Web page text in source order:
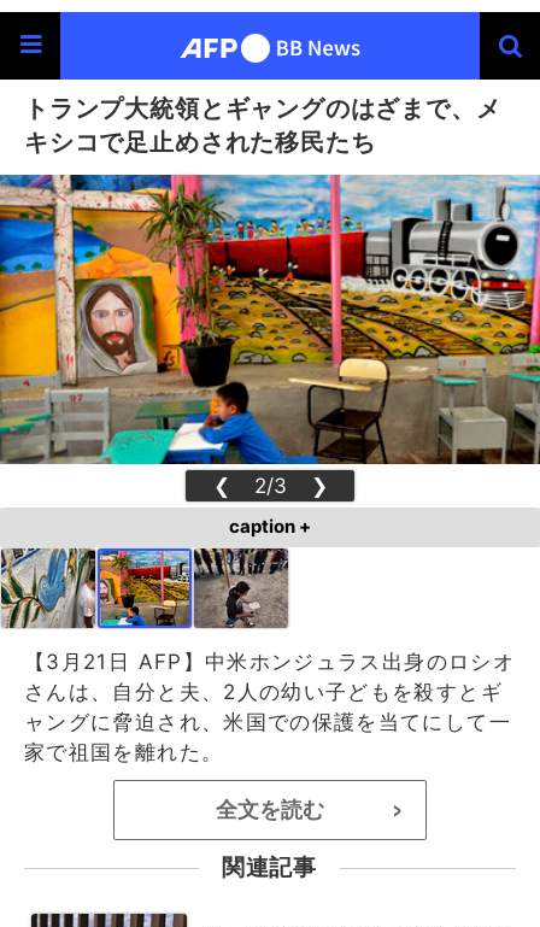
トランプ大統領とギャングのはざまで、メ
キシコで足止めされた移民たち
❮ 2/3 ❯
caption +
【3月21日 AFP】中米ホンジュラス出身のロシオ
さんは、自分と夫、2人の幼い子どもを殺すとギ
ャングに脅迫され、米国での保護を当てにして一
家で祖国を離れた。
全文を読む >
関連記事